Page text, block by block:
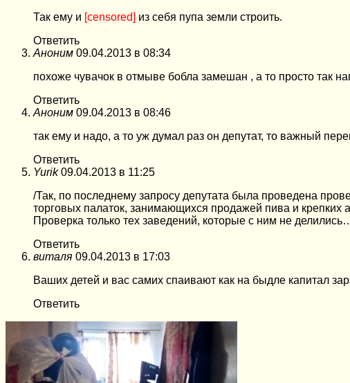
Так ему и [censored] из себя пупа земли строить.
Ответить
Аноним 09.04.2013 в 08:34
похоже чувачок в отмыве бобла замешан , а то просто так
Ответить
Аноним 09.04.2013 в 08:46
так ему и надо, а то уж думал раз он депутат, то важный
Ответить
Yurik 09.04.2013 в 11:25
/Так, по последнему запросу депутата была проведена
торговых палаток, занимающихся продажей пива и крепких
Проверка только тех заведений, которые с ним не
Ответить
виталя 09.04.2013 в 17:03
Ваших детей и вас самих спаивают как на быдле капитал
Ответить